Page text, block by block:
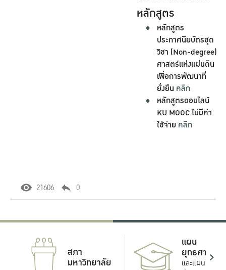
หลักสูตร
หลักสูตร
ประกาศนียบัตรชุด
วิชา (Non-degree)
ศาสตร์แห่งแผ่นดิน
เพื่อการพัฒนาที่
ยั่งยืน คลิก
หลักสูตรออนไลน์
KU MOOC ไม่มีค่า
ใช้จ่าย คลิก
21606 0
สภา
มหาวิทยาลัย
แผน
ยุทธศาสตร์
และแผน